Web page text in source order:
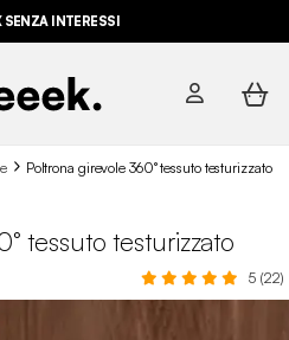
INTERESSI
Poltrona girevole 360° tessuto testurizzato
tessuto testurizzato
5 (22)